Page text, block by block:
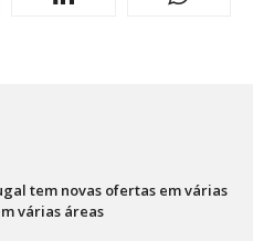
tem novas ofertas em várias
várias áreas